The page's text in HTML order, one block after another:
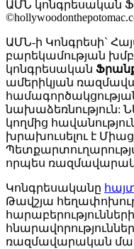
ԱՄՆ կոնգրեսական
ԱՄՆ-ի Կոնգրեսի`
բարեկամության
կոնգրեսական
ամերիկյան
նախաձեռնություն:
կողմից
խրախուսելու է
որպես
Կոնգրեսականը
Թավշյա
ռազմավարական